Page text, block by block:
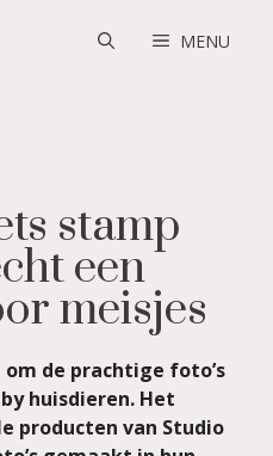
MENU
stamp
een
meisjes
de prachtige foto’s
huisdieren. Het
producten van Studio